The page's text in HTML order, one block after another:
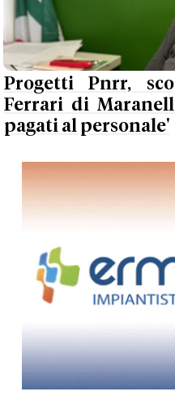
Progetti Pnrr,
Ferrari di
pagati al personale'